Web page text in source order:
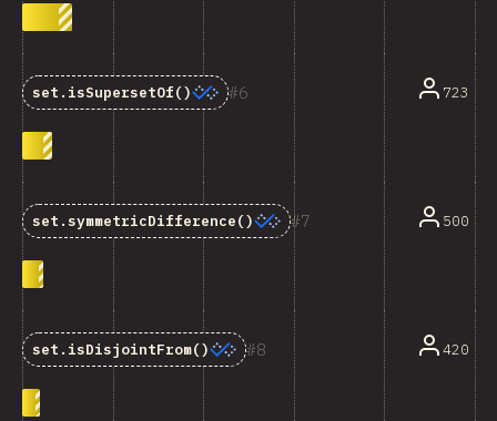
6
set.isSupersetOf() 723
7
set.symmetricDifference() 500
8
set.isDisjointFrom() 420